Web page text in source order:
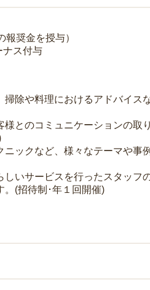
報奨金を授与）
ナス付与
除や料理におけるアドバイス
様とのコミュニケーションの
ニックなど、様々なテーマや事
しいサービスを行ったスタッ
。(招待制･年１回開催)